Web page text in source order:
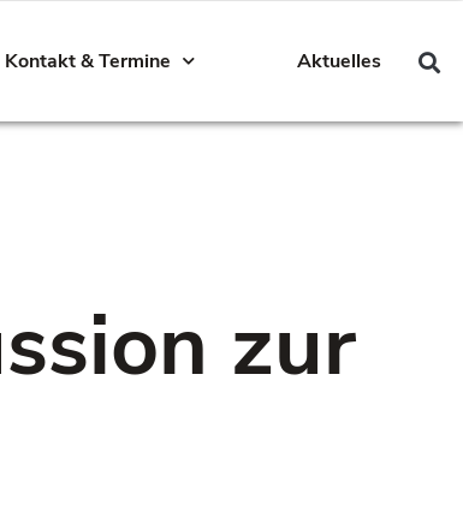
Kontakt & Termine Aktuelles
zur